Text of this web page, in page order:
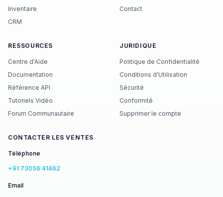
Inventaire
CRM
Contact
RESSOURCES
Centre d'Aide
Documentation
Référence API
Tutoriels Vidéo
Forum Communautaire
JURIDIQUE
Politique de Confidentialité
Conditions d'Utilisation
Sécurité
Conformité
Supprimer le compte
CONTACTER LES VENTES
Téléphone
+91 73056 41462
Email